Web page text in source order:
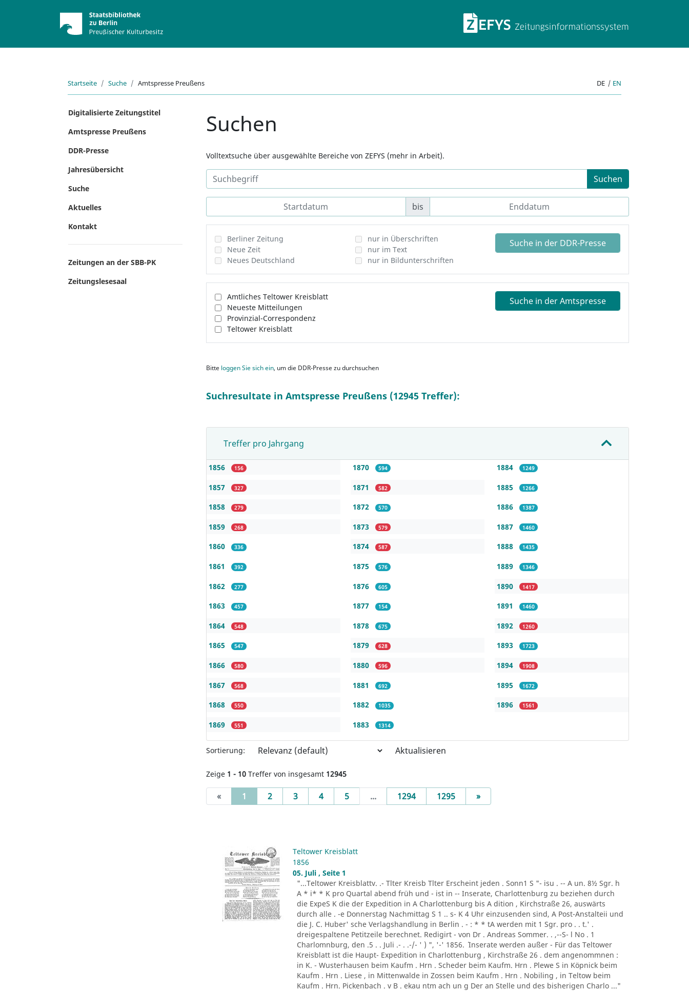
ZEFYS
Startseite Suche Amtspresse Preußens DE | EN
Digitalisierte Zeitungstitel
Amtspresse Preußens
DDR-Presse
Jahresübersicht
Suche
Aktuelles
Kontakt
Zeitungen an der SBB-PK
Zeitungslesesaal
Suchen
Volltextsuche über ausgewählte Bereiche von ZEFYS (mehr in Arbeit).
Suchen
bis
Berliner Zeitung
Neue Zeit
Neues Deutschland
nur in Überschriften
nur im Text
nur in Bildunterschriften
Suche in der DDR-Presse
Amtliches Teltower Kreisblatt
Neueste Mitteilungen
Provinzial-Correspondenz
Teltower Kreisblatt
Suche in der Amtspresse
Bitte loggen Sie sich ein, um die DDR-Presse zu durchsuchen
Suchresultate in Amtspresse Preußens (12945 Treffer):
Treffer pro Jahrgang
1856 156
1857 327
1858 279
1859 268
1860 336
1861 392
1862 277
1863 457
1864 548
1865 547
1866 580
1867 568
1868 550
1869 551
1870 594
1871 582
1872 570
1873 579
1874 587
1875 576
1876 605
1877 154
1878 675
1879 628
1880 596
1881 692
1882 1035
1883 1314
1884 1249
1885 1266
1886 1387
1887 1460
1888 1435
1889 1346
1890 1417
1891 1460
1892 1260
1893 1723
1894 1908
1895 1672
1896 1561
Sortierung: Aktualisieren
Zeige 1 - 10 Treffer von insgesamt 12945
« 1 (current)
2 3 4 5 ... 1294 1295 »Next
Teltower Kreisblatt
1856
05. Juli , Seite 1
"...Teltower Kreisblattv. .- Tlter Kreisb Tlter Erscheint jeden . Sonn1 S "- isu . -- A un. 8½ Sgr. h
A * i* * K pro Quartal abend früh und - ist in -- Inserate, Charlottenburg zu beziehen durch
die ExpeS K die der Expedition in A Charlottenburg bis A dition , Kirchstraße 26, auswärts
durch alle . -e Donnerstag Nachmittag S 1 .. s- K 4 Uhr einzusenden sind, A Post-Anstalteii und
die J. C. Huber' sche Verlagshandlung in Berlin . - : * * tA werden mit 1 Sgr. pro . . t.' .
dreigespaltene Petitzeile berechnet. Redigirt - von Dr . Andreas Sommer. . ,--S- l No . 1
Charlomnburg, den .5 . . Juli .- . .-/- ' ) ", '-' 1856. ´ Inserate werden außer - Für das Teltower
Kreisblatt ist die Haupt- Expedition in Charlottenburg , Kirchstraße 26 . dem angenommnen :
in K. - Wusterhausen beim Kaufm . Hrn . Scheder beim Kaufm. Hrn . Plewe S in Köpnick beim
Kaufm . Hrn . Liese , in Mittenwalde in Zossen beim Kaufm . Hrn . Nobiling , in Teltow beim
Kaufm . Hrn. Pickenbach . v B . ekau ntm ach un g Der an Stelle und des bisherigen Charlo ..."